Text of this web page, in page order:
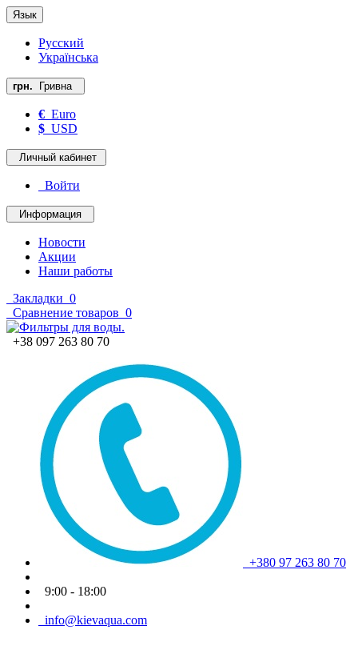
Язык
Русский
Українська
грн. Гривна
€ Euro
$ USD
Личный кабинет
Войти
Информация
Новости
Акции
Наши работы
Закладки 0
Сравнение товаров 0
+38 097 263 80 70
+380 97 263 80 70
9:00 - 18:00
info@kievaqua.com